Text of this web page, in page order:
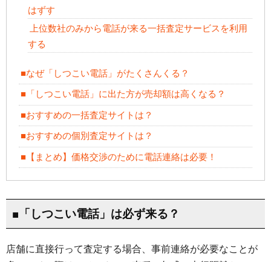
はずす
上位数社のみから電話が来る一括査定サービスを利用
する
■なぜ「しつこい電話」がたくさんくる？
■「しつこい電話」に出た方が売却額は高くなる？
■おすすめの一括査定サイトは？
■おすすめの個別査定サイトは？
■【まとめ】価格交渉のために電話連絡は必要！
■「しつこい電話」は必ず来る？
店舗に直接行って査定する場合、事前連絡が必要なことが